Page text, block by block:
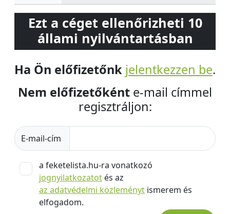
Ezt a céget ellenőrizheti 10
állami nyilvántartásban
Ha Ön előfizetőnk jelentkezzen be.
Nem előfizetőként e-mail címmel
regisztráljon:
E-mail-cím
a feketelista.hu-ra vonatkozó
jognyilatkozatot és az
az adatvédelmi közleményt ismerem és
elfogadom.